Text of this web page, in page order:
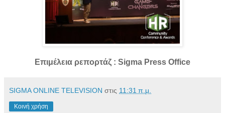
Επιμέλεια ρεπορτάζ : Sigma Press Office
SIGMA ONLINE TELEVISION στις 11:31 π.μ.
Κοινή χρήση